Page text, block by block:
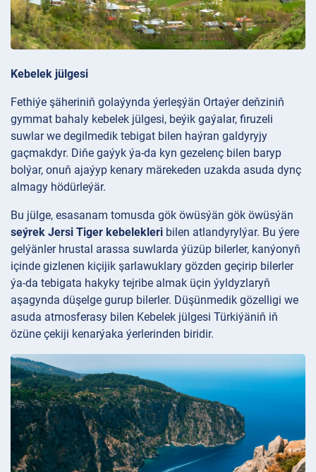
Kebelek jülgesi
Fethiýe şäheriniň golaýynda ýerleşýän Ortaýer deňziniň
gymmat bahaly kebelek jülgesi, beýik gaýalar, firuzeli
suwlar we degilmedik tebigat bilen haýran galdyryjy
gaçmakdyr. Diňe gaýyk ýa-da kyn gezelenç bilen baryp
bolýar, onuň ajaýyp kenary märekeden uzakda asuda dynç
almagy hödürleýär.
Bu jülge, esasanam tomusda gök öwüsýän gök öwüsýän
seýrek Jersi Tiger kebelekleri bilen atlandyrylýar. Bu ýere
gelýänler hrustal arassa suwlarda ýüzüp bilerler, kanýonyň
içinde gizlenen kiçijik şarlawuklary gözden geçirip bilerler
ýa-da tebigata hakyky tejribe almak üçin ýyldyzlaryň
aşagynda düşelge gurup bilerler. Düşünmedik gözelligi we
asuda atmosferasy bilen Kebelek jülgesi Türkiýäniň iň
özüne çekiji kenarýaka ýerlerinden biridir.